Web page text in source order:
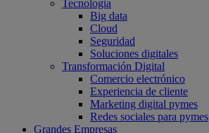
Tecnología
Big data
Cloud
Seguridad
Soluciones digitales
Transformación Digital
Comercio electrónico
Experiencia de cliente
Marketing digital pymes
Redes sociales para pymes
Grandes Empresas